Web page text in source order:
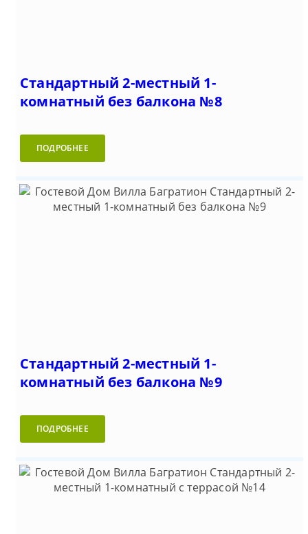
Стандартный 2-местный 1-
комнатный без балкона №8
ПОДРОБНЕЕ
Стандартный 2-местный 1-
комнатный без балкона №9
ПОДРОБНЕЕ